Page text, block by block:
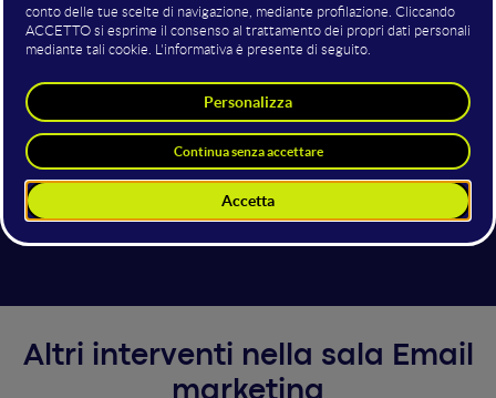
smartphone o da un tablet e i numeri indicano che
questa percentuale è destinata a crescere. Analizzare
quindi fondamentale per ripensare la nostra strategia
di email marketing in un'ottica mobile first: durante
l'intervento analizzeremo 7 statistiche che ci
aiuteranno ad interpretare il fenomeno e
condivideremo dei consigli utili per ottimizzare la
vostra strategia.
Altri interventi nella sala Email
marketing